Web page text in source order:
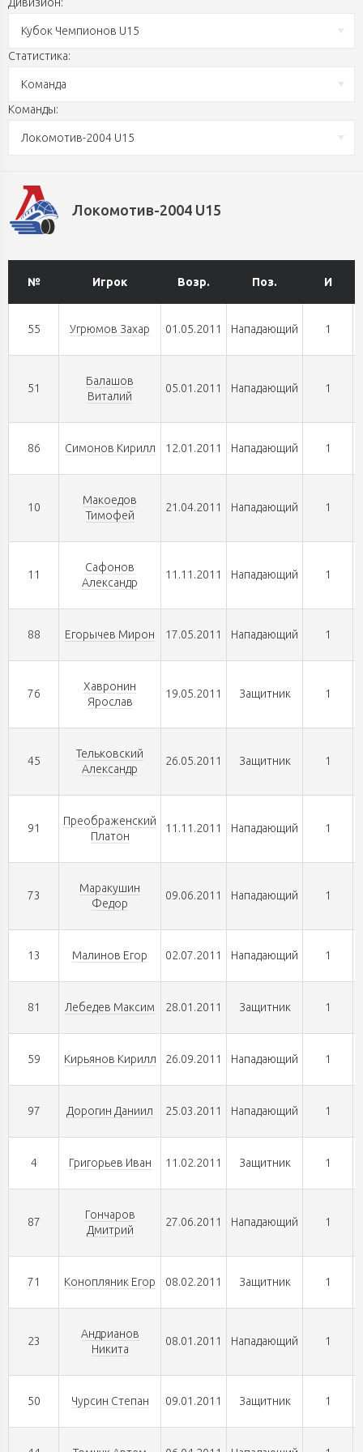
Кубок Чемпионов U15
Статистика:
Команда
Команды:
Локомотив-2004 U15
Локомотив-2004 U15
№ Игрок Возр. Поз. И
55 Угрюмов Захар 01.05.2011 Нападающий 1
51
Балашов
Виталий
05.01.2011 Нападающий 1
86 Симонов Кирилл 12.01.2011 Нападающий 1
10
Макоедов
Тимофей
21.04.2011 Нападающий 1
11
Сафонов
Александр
11.11.2011 Нападающий 1
88 Егорычев Мирон 17.05.2011 Нападающий 1
76
Хавронин
Ярослав
19.05.2011 Защитник 1
45
Тельковский
Александр
26.05.2011 Защитник 1
91
Преображенский
Платон
11.11.2011 Нападающий 1
73
Маракушин
Федор
09.06.2011 Нападающий 1
13 Малинов Егор 02.07.2011 Нападающий 1
81 Лебедев Максим 28.01.2011 Защитник 1
59 Кирьянов Кирилл 26.09.2011 Нападающий 1
97 Дорогин Даниил 25.03.2011 Нападающий 1
4 Григорьев Иван 11.02.2011 Защитник 1
87
Гончаров
Дмитрий
27.06.2011 Нападающий 1
71 Конопляник Егор 08.02.2011 Защитник 1
23
Андрианов
Никита
08.01.2011 Нападающий 1
50 Чурсин Степан 09.01.2011 Защитник 1